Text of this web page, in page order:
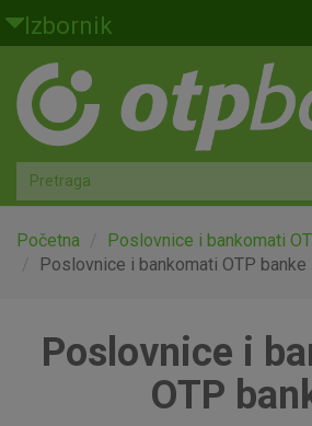
Skoči na glavni sadržaj
Izbornik
Građani
Privatno bankarstvo
Agro
Mala poduzeća i obrtnici
Globalna tržišta
Početna
Poslovnice i bankomati
Poslovnice i bankomati OTP banke
Poslovnice i
OTP